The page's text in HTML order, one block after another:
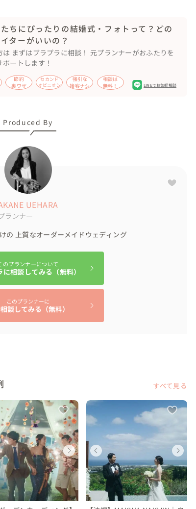
事でした👏
い演出となりました🎉
後は民謡ライブ🪕♬
オリオンビール」など沖縄らしいリクエスト曲をを
てくださって、みんなでカチャーシーを踊りました
の気持ちをお手紙で読まれ、感動的なシーンに。
米を✨️
ロール上映と続きました。
ズで、ご両親からのメッセージも✨️
流されていました。
退場🎆
次会へ出発されました🚌
様のご友人の方が担当されました。
ト、結婚証明書、プロフィールブックなど、おふた
グピローを貸出しました。
お店を紹介しております。
送迎バスを手配しました。
ちにぴったりの結婚式・フォトって？どの
ターがいいの？
は まずはブラプラに相談！ 元プランナーがおふたりを
ートします！
節約
裏ワザ
セカンド
オピニオン
強引な
接客ナシ
相談は
無料！
LINEでお気軽相談
Produced By
UEHARA
ランナー
の 上質なオーダーメイドウェディング
のプランナーについて
に相談してみる（無料）
このプランナーに
談してみる（無料）
すべて見る
ェディング
縄県
300 〜 350 万円
ウェディング
沖縄県
300 〜 350 万円
ウェディング
沖縄県
450 〜 500 万円
ウェディング
沖縄県
450 〜 500 万円
ウェディング
沖縄県
200 〜 250 万円
ウェディング
沖縄県
200 〜 250 万円